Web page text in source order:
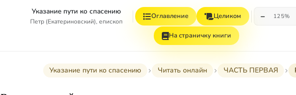
Указание пути ко спасению
Петр (Екатериновский), епископ
Оглавление Целиком − 125%
На страничку книги
Указание пути ко спасению Читать онлайн ЧАСТЬ ПЕРВАЯ